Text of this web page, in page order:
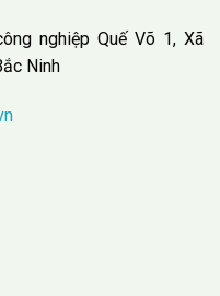
nghiệp Quế Võ 1, Xã
Ninh